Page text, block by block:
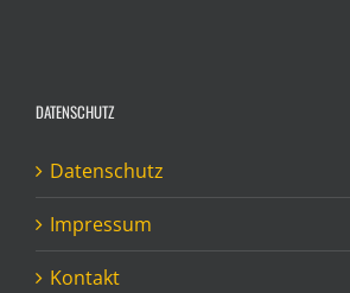
DATENSCHUTZ
Datenschutz
Impressum
Kontakt